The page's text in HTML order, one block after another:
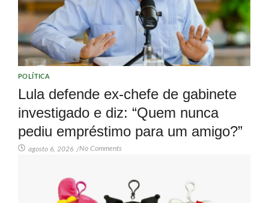
POLÍTICA
Lula defende ex-chefe de gabinete
investigado e diz: “Quem nunca
pediu empréstimo para um amigo?”
agosto 6, 2026 /No Comments